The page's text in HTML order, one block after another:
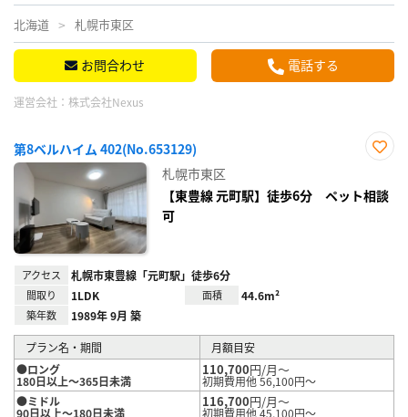
北海道 札幌市東区
お問合わせ 電話する
運営会社： 株式会社Nexus
第8ベルハイム 402(No.653129)
り登
録
札幌市東区
【東豊線 元町駅】徒歩6分 ペット相談
可
アクセス 札幌市東豊線「元町駅」徒歩6分
間取り 1LDK 面積 44.6m²
築年数 1989年 9月 築
プラン名・期間
月額目安
●ロング
180日以上～365日未満
110,700円/月～
初期費用他 56,100円～
●ミドル
90日以上～180日未満
116,700円/月～
初期費用他 45,100円～